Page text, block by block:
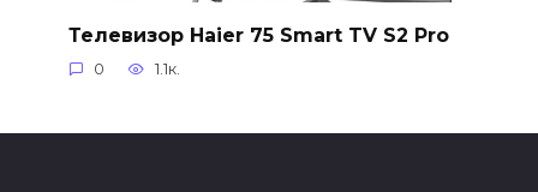
Телевизор Haier 75 Smart TV S2 Pro
0 1.1к.